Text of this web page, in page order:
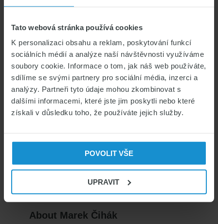
Tato webová stránka používá cookies
K personalizaci obsahu a reklam, poskytování funkcí
sociálních médií a analýze naší návštěvnosti využíváme
soubory cookie. Informace o tom, jak náš web používáte,
sdílíme se svými partnery pro sociální média, inzerci a
analýzy. Partneři tyto údaje mohou zkombinovat s
dalšími informacemi, které jste jim poskytli nebo které
získali v důsledku toho, že používáte jejich služby.
POVOLIT VŠE
UPRAVIT
vyberete. Pojišťovny pomáhají i
s tlumočením a zajišťují právní služby.
Připomínáme také, že škody způsobené
nepojištěným autem uhradí poškozeným ze
svého garančního fondu Česká kancelář
pojistitelů. Vyplacenou částku ale bude
vymáhat po řidiči a provozovateli vozidla,
které škody zavinilo.Jestliže policisté při
silniční kontrole narazí na nepojištěný
provozovateli pokutu až 50 tisíc korun.
About Marek Čihák